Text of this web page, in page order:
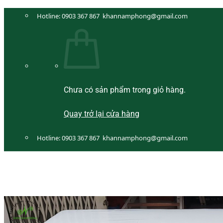
Hotline:0903 367 867 khannamphong@gmail.com
Chưa có sản phẩm trong giỏ hàng.
Quay trở lại cửa hàng
Hotline:0903 367 867 khannamphong@gmail.com